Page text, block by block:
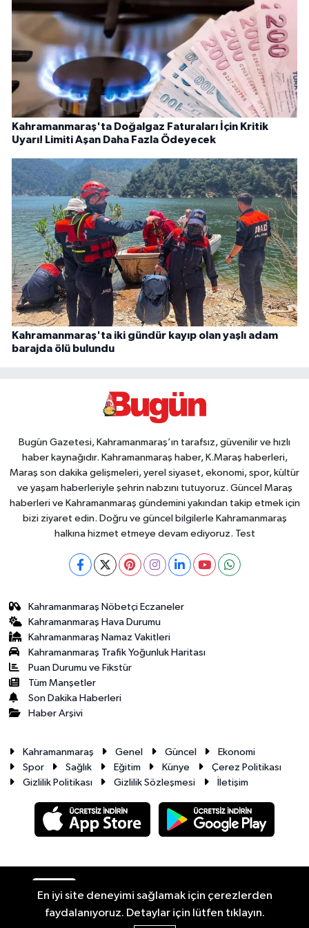
Kahramanmaraş'ta Doğalgaz Faturaları İçin Kritik
Uyarı! Limiti Aşan Daha Fazla Ödeyecek
Kahramanmaraş'ta iki gündür kayıp olan yaşlı adam
barajda ölü bulundu
Bugün Gazetesi, Kahramanmaraş’ın tarafsız, güvenilir ve hızlı
haber kaynağıdır. Kahramanmaraş haber, K.Maraş haberleri,
Maraş son dakika gelişmeleri, yerel siyaset, ekonomi, spor, kültür
ve yaşam haberleriyle şehrin nabzını tutuyoruz. Güncel Maraş
haberleri ve Kahramanmaraş gündemini yakından takip etmek için
bizi ziyaret edin. Doğru ve güncel bilgilerle Kahramanmaraş
halkına hizmet etmeye devam ediyoruz. Test
Kahramanmaraş Nöbetçi Eczaneler
Kahramanmaraş Hava Durumu
Kahramanmaraş Namaz Vakitleri
Kahramanmaraş Trafik Yoğunluk Haritası
Puan Durumu ve Fikstür
Tüm Manşetler
Son Dakika Haberleri
Haber Arşivi
Kahramanmaraş Genel Güncel
Ekonomi
Spor
Sağlık Eğitim Künye
Çerez Politikası
Gizlilik Politikası
Gizlilik Sözleşmesi İletişim
RSS Copyright © 2026. Her hakkı saklıdır.
En iyi site deneyimi sağlamak için çerezlerden
faydalanıyoruz. Detaylar için lütfen tıklayın.